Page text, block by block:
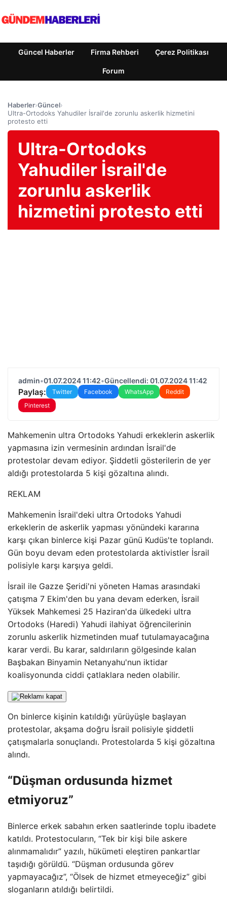
Güncel Haberler Firma Rehberi Çerez Politikası
Forum
Haberler›Güncel›
Ultra-Ortodoks Yahudiler İsrail'de zorunlu askerlik hizmetini
protesto etti
Ultra-Ortodoks
Yahudiler İsrail'de
zorunlu askerlik
hizmetini protesto etti
admin•01.07.2024 11:42•Güncellendi: 01.07.2024 11:42
Paylaş: Twitter Facebook WhatsApp
Reddit
Pinterest
Mahkemenin ultra Ortodoks Yahudi erkeklerin askerlik
yapmasına izin vermesinin ardından İsrail'de
protestolar devam ediyor. Şiddetli gösterilerin de yer
aldığı protestolarda 5 kişi gözaltına alındı.
REKLAM
Mahkemenin İsrail'deki ultra Ortodoks Yahudi
erkeklerin de askerlik yapması yönündeki kararına
karşı çıkan binlerce kişi Pazar günü Kudüs'te toplandı.
Gün boyu devam eden protestolarda aktivistler İsrail
polisiyle karşı karşıya geldi.
İsrail ile Gazze Şeridi'ni yöneten Hamas arasındaki
çatışma 7 Ekim'den bu yana devam ederken, İsrail
Yüksek Mahkemesi 25 Haziran'da ülkedeki ultra
Ortodoks (Haredi) Yahudi ilahiyat öğrencilerinin
zorunlu askerlik hizmetinden muaf tutulamayacağına
karar verdi. Bu karar, saldırıların gölgesinde kalan
Başbakan Binyamin Netanyahu'nun iktidar
koalisyonunda ciddi çatlaklara neden olabilir.
On binlerce kişinin katıldığı yürüyüşle başlayan
protestolar, akşama doğru İsrail polisiyle şiddetli
çatışmalarla sonuçlandı. Protestolarda 5 kişi gözaltına
alındı.
“Düşman ordusunda hizmet
etmiyoruz”
Binlerce erkek sabahın erken saatlerinde toplu ibadete
katıldı. Protestocuların, “Tek bir kişi bile askere
alınmamalıdır” yazılı, hükümeti eleştiren pankartlar
taşıdığı görüldü. “Düşman ordusunda görev
yapmayacağız”, “Ölsek de hizmet etmeyeceğiz” gibi
sloganların atıldığı belirtildi.